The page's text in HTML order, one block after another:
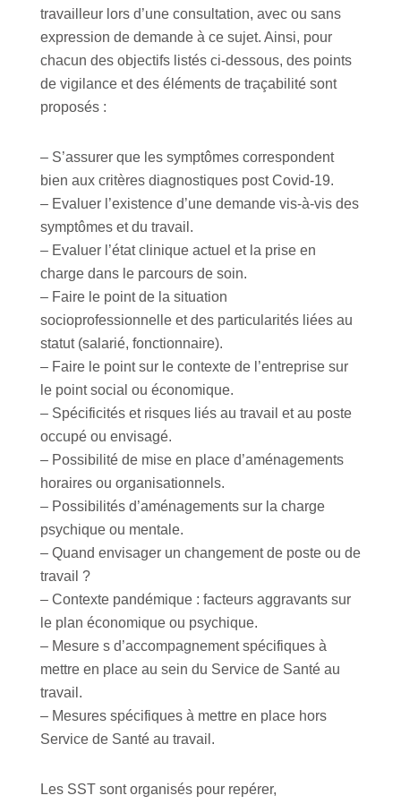
travailleur lors d’une consultation, avec ou sans
expression de demande à ce sujet. Ainsi, pour
chacun des objectifs listés ci-dessous, des points
de vigilance et des éléments de traçabilité sont
proposés :
– S’assurer que les symptômes correspondent
bien aux critères diagnostiques post Covid-19.
– Evaluer l’existence d’une demande vis-à-vis des
symptômes et du travail.
– Evaluer l’état clinique actuel et la prise en
charge dans le parcours de soin.
– Faire le point de la situation
socioprofessionnelle et des particularités liées au
statut (salarié, fonctionnaire).
– Faire le point sur le contexte de l’entreprise sur
le point social ou économique.
– Spécificités et risques liés au travail et au poste
occupé ou envisagé.
– Possibilité de mise en place d’aménagements
horaires ou organisationnels.
– Possibilités d’aménagements sur la charge
psychique ou mentale.
– Quand envisager un changement de poste ou de
travail ?
– Contexte pandémique : facteurs aggravants sur
le plan économique ou psychique.
– Mesure s d’accompagnement spécifiques à
mettre en place au sein du Service de Santé au
travail.
– Mesures spécifiques à mettre en place hors
Service de Santé au travail.
Les SST sont organisés pour repérer,